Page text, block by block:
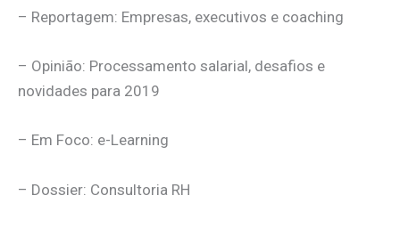
– Reportagem: Empresas, executivos e coaching
– Opinião: Processamento salarial, desafios e
novidades para 2019
– Em Foco: e-Learning
– Dossier: Consultoria RH